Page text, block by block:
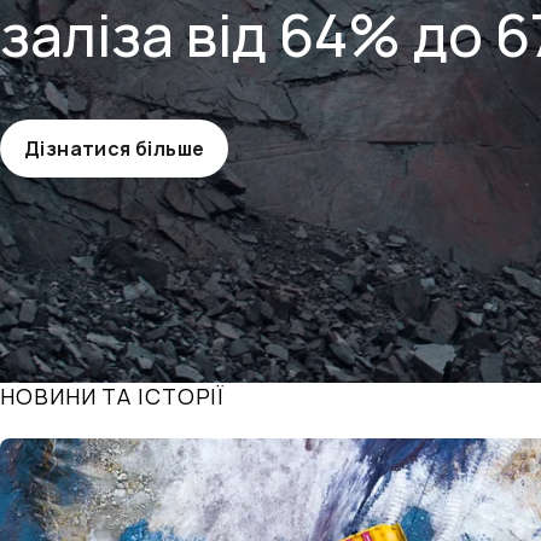
заліза від 64% до
Дізнатися більше
НОВИНИ ТА ІСТОРІЇ